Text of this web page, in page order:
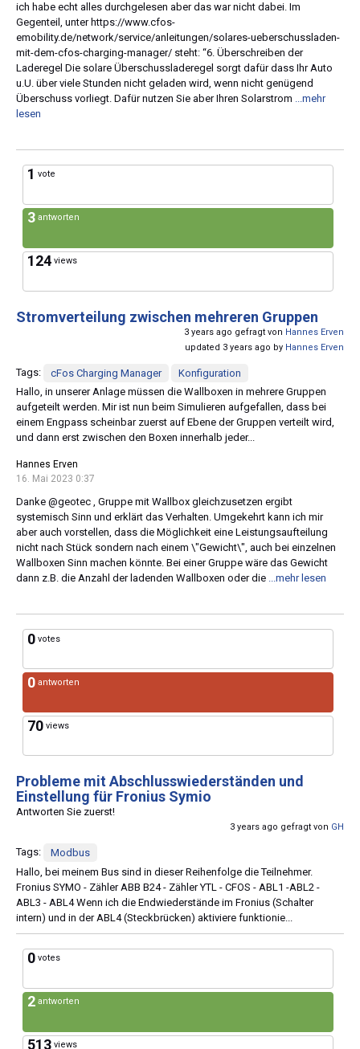
ich habe echt alles durchgelesen aber das war nicht dabei. Im
Gegenteil, unter https://www.cfos-
emobility.de/network/service/anleitungen/solares-ueberschussladen-
mit-dem-cfos-charging-manager/ steht: “6. Überschreiben der
Laderegel Die solare Überschussladeregel sorgt dafür dass Ihr Auto
u.U. über viele Stunden nicht geladen wird, wenn nicht genügend
Überschuss vorliegt. Dafür nutzen Sie aber Ihren Solarstrom ...mehr
lesen
1 vote
3 antworten
124 views
Stromverteilung zwischen mehreren Gruppen
3 years ago gefragt von Hannes Erven
updated 3 years ago by Hannes Erven
Tags: cFos Charging Manager
Konfiguration
Hallo, in unserer Anlage müssen die Wallboxen in mehrere Gruppen
aufgeteilt werden. Mir ist nun beim Simulieren aufgefallen, dass bei
einem Engpass scheinbar zuerst auf Ebene der Gruppen verteilt wird,
und dann erst zwischen den Boxen innerhalb jeder...
Hannes Erven
16. Mai 2023 0:37
Danke @geotec , Gruppe mit Wallbox gleichzusetzen ergibt
systemisch Sinn und erklärt das Verhalten. Umgekehrt kann ich mir
aber auch vorstellen, dass die Möglichkeit eine Leistungsaufteilung
nicht nach Stück sondern nach einem \"Gewicht\", auch bei einzelnen
Wallboxen Sinn machen könnte. Bei einer Gruppe wäre das Gewicht
dann z.B. die Anzahl der ladenden Wallboxen oder die ...mehr lesen
0 votes
0 antworten
70 views
Probleme mit Abschlusswiederständen und
Einstellung für Fronius Symio
Antworten Sie zuerst!
3 years ago gefragt von GH
Tags:
Modbus
Hallo, bei meinem Bus sind in dieser Reihenfolge die Teilnehmer.
Fronius SYMO - Zähler ABB B24 - Zähler YTL - CFOS - ABL1 -ABL2 -
ABL3 - ABL4 Wenn ich die Endwiederstände im Fronius (Schalter
intern) und in der ABL4 (Steckbrücken) aktiviere funktionie...
0 votes
2 antworten
513 views